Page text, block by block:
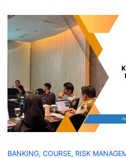
BANKING, COURSE, RISK